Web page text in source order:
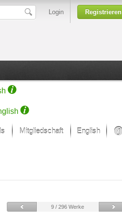
Login Registrieren
Mitgliedschaft English
Kunsthäuser
9 / 296 Werke